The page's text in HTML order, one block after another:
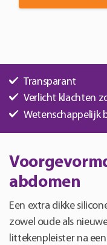
Transparant
Verlicht klachten
Wetenschappelijk
abdomen
Een extra dikke
zowel oude als
littekenpleister na